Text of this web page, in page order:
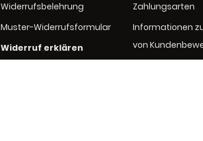
Widerrufsbelehrung
Muster-Widerrufsformular
Widerruf erklären
Zahlungsarten
Informationen
von